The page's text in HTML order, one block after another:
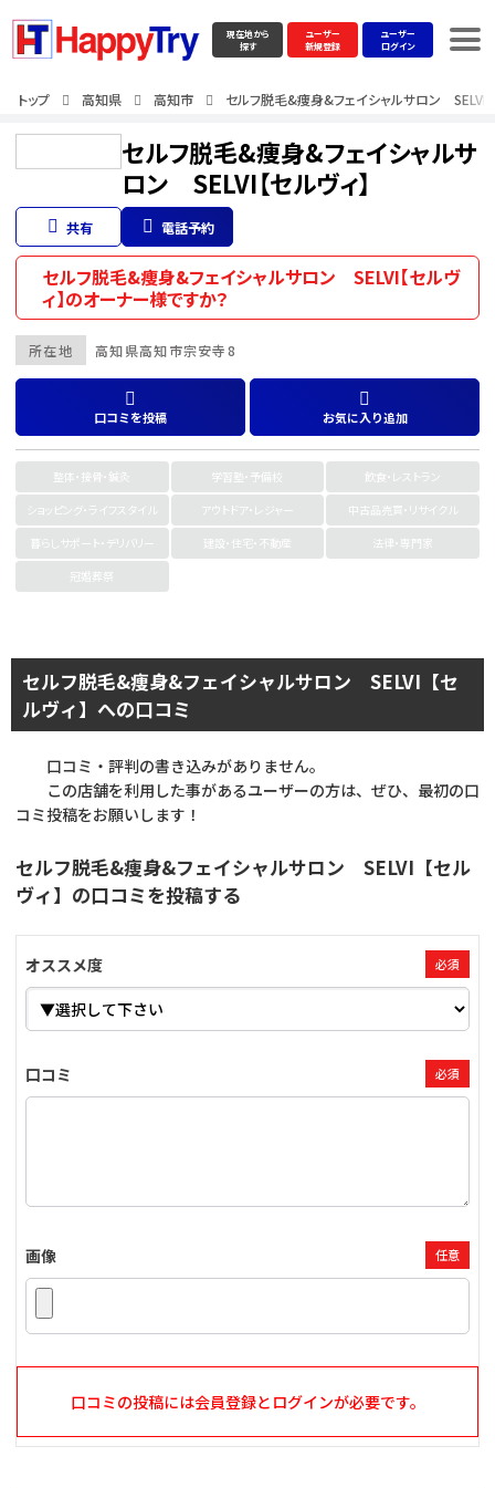
現在地から
探す
ユーザー
新規登録
ユーザー
ログイン
トップ 高知県 高知市 セルフ脱毛&痩身&フェイシャルサロン SELVI【
セルフ脱毛&痩身&フェイシャルサ
ロン SELVI【セルヴィ】
共有 電話予約
セルフ脱毛&痩身&フェイシャルサロン SELVI【セルヴ
ィ】のオーナー様ですか？
所在地 高知県高知市宗安寺8
口コミを投稿 お気に入り追加
整体・接骨・鍼灸 学習塾・予備校
飲食・レストラン
ショッピング・ライフスタイル
アウトドア・レジャー
中古品売買・リサイクル
暮らしサポート・デリバリー
建設・住宅・不動産
法律・専門家
冠婚葬祭
セルフ脱毛&痩身&フェイシャルサロン SELVI【セ
ルヴィ】への口コミ
口コミ・評判の書き込みがありません。
この店舗を利用した事があるユーザーの方は、ぜひ、最初の口
コミ投稿をお願いします！
セルフ脱毛&痩身&フェイシャルサロン SELVI【セル
ヴィ】の口コミを投稿する
オススメ度 必須
口コミ 必須
画像 任意
口コミの投稿には会員登録とログインが必要です。